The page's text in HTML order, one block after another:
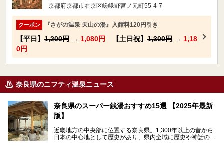
京都府京都市右京区嵯峨野宮ノ元町55-4-7
クーポン 『さがの温泉 天山の湯』入館料120円引き
【平日】 1,200円 → 1,080円 【土日祝】 1,300円 → 1,18
0円
奈良県のニフティ温泉ニュース
奈良県のスーパー銭湯おすすめ15選 【2025年最新
版】
近畿地方の中央部に位置する奈良県。1,300年以上の昔から
日本の中心地として歴史があり、県内全域に歴史や神話の舞